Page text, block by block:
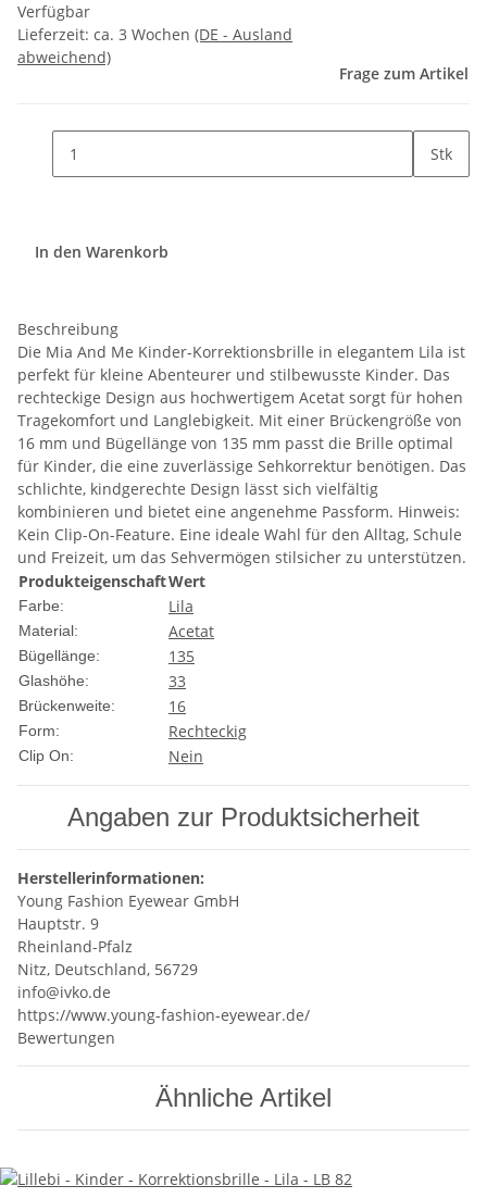
Verfügbar
Lieferzeit: ca. 3 Wochen (DE - Ausland
abweichend)
Frage zum Artikel
Stk
In den Warenkorb
Beschreibung
Die Mia And Me Kinder-Korrektionsbrille in elegantem Lila ist
perfekt für kleine Abenteurer und stilbewusste Kinder. Das
rechteckige Design aus hochwertigem Acetat sorgt für hohen
Tragekomfort und Langlebigkeit. Mit einer Brückengröße von
16 mm und Bügellänge von 135 mm passt die Brille optimal
für Kinder, die eine zuverlässige Sehkorrektur benötigen. Das
schlichte, kindgerechte Design lässt sich vielfältig
kombinieren und bietet eine angenehme Passform. Hinweis:
Kein Clip-On-Feature. Eine ideale Wahl für den Alltag, Schule
und Freizeit, um das Sehvermögen stilsicher zu unterstützen.
ProdukteigenschaftWert
Farbe: Lila
Material: Acetat
Bügellänge: 135
Glashöhe: 33
Brückenweite: 16
Form: Rechteckig
Clip On: Nein
Angaben zur Produktsicherheit
Herstellerinformationen:
Young Fashion Eyewear GmbH
Hauptstr. 9
Rheinland-Pfalz
Nitz, Deutschland, 56729
info@ivko.de
https://www.young-fashion-eyewear.de/
Bewertungen
Ähnliche Artikel